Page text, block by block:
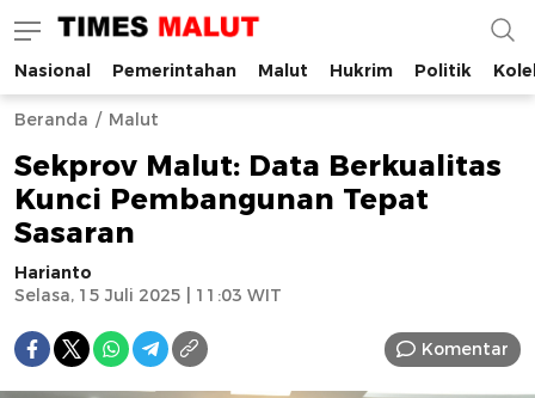
Times Malut
Berita Maluku Utara Terbaru
Nasional Pemerintahan Malut Hukrim Politik
Beranda Malut
Sekprov Malut: Data Berkualitas
Kunci Pembangunan Tepat
Sasaran
Harianto
Selasa, 15 Juli 2025 | 11:03 WIT
Komentar